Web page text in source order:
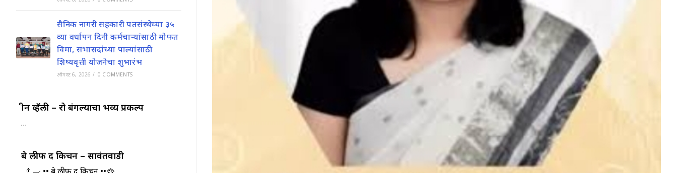
सैनिक नागरी सहकारी पतसंस्थेच्या ३५
व्या वर्धापन दिनी कर्मचाऱ्यांसाठी मोफत
विमा, सभासदांच्या पाल्यांसाठी
शिष्यवृत्ती योजनेचा शुभारंभ
ऑगस्ट 6, 2026 / 0 COMMENTS
ग्रीन व्हॅली – रो बंगल्याचा भव्य प्रकल्प
…
बे लीफ द किचन – सावंतवाडी